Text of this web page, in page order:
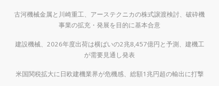
古河機械金属と川崎重工、アーステクニカの株式譲渡検討、破砕機
事業の拡充・発展を目的に基本合意
建設機械、2026年度出荷は横ばいの2兆8,457億円と予測、建機工
が需要見通し発表
米国関税拡大に日欧建機業界が危機感、総額1兆円超の輸出に打撃